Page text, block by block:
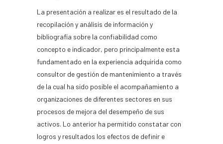
La presentación a realizar es el resultado de la
recopilación y análisis de información y
bibliografía sobre la confiabilidad como
concepto e indicador, pero principalmente esta
fundamentado en la experiencia adquirida como
consultor de gestión de mantenimiento a través
de la cual ha sido posible el acompañamiento a
organizaciones de diferentes sectores en sus
procesos de mejora del desempeño de sus
activos. Lo anterior ha permitido constatar con
logros y resultados los efectos de definir e